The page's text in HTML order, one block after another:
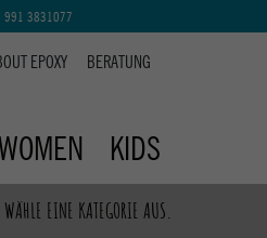
3831077
EPOXY BERATUNG
KIDS
WÄHLE EINE KATEGORIE AUS.